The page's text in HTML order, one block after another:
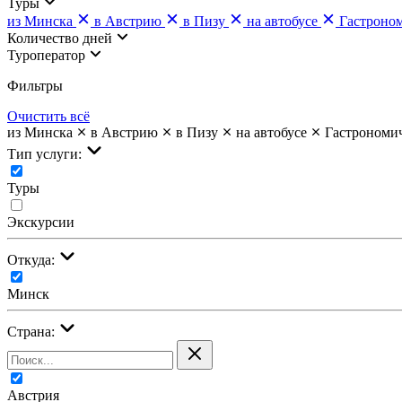
из Минска
в Австрию в Пизу на автобусе
Количество дней
Туроператор
Фильтры
Очистить всё
из Минска
в Австрию в Пизу на автобусе
Тип услуги:
Туры
Экскурсии
Откуда:
Минск
Страна:
Австрия